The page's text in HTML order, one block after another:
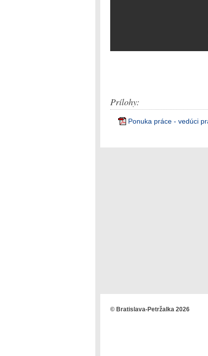
Prílohy:
Ponuka práce - vedúci
© Bratislava-Petržalka 2026